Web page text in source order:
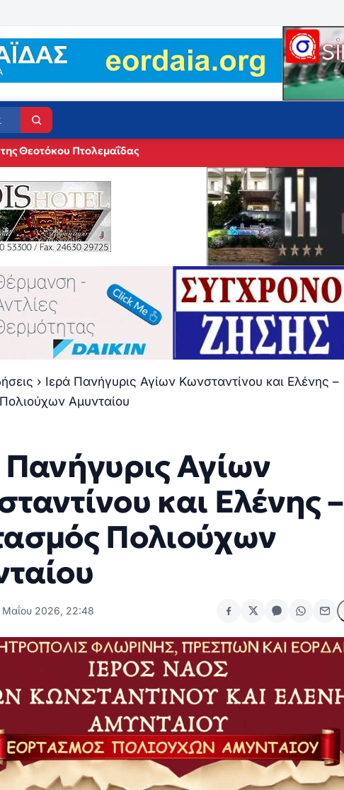
Θεοτόκου Πτολεμαΐδας
› Ιερά Πανήγυρις Αγίων Κωνσταντίνου και Ελένης –
Αμυνταίου
Πανήγυρις Αγίων
και Ελένης –
Πολιούχων
Μαΐου 2026, 22:48